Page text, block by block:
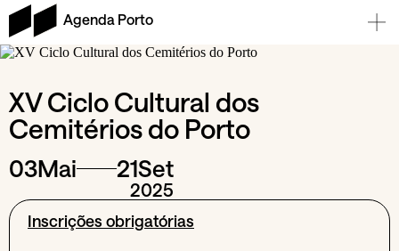
Agenda Porto
XV Ciclo Cultural dos
Cemitérios do Porto
03Mai 21Set
2025
Inscrições obrigatórias